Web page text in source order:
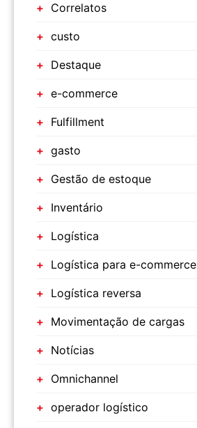
Correlatos
custo
Destaque
e-commerce
Fulfillment
gasto
Gestão de estoque
Inventário
Logística
Logística para e-commerce
Logística reversa
Movimentação de cargas
Notícias
Omnichannel
operador logístico